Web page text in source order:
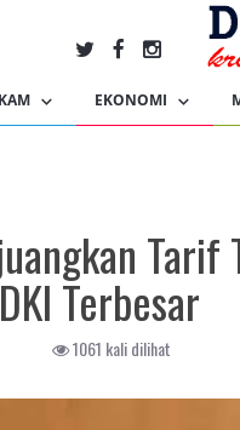
EKONOMI
Tarif
Terbesar
1061 kali dilihat